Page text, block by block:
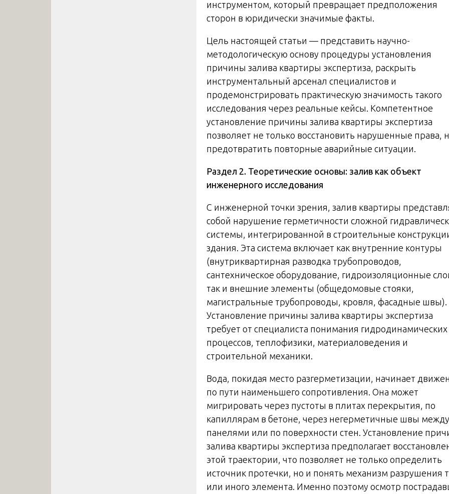
инструментом, который превращает предположения
сторон в юридически значимые факты.
Цель настоящей статьи — представить научно-
методологическую основу процедуры установления
причины залива квартиры экспертиза, раскрыть
инструментальный арсенал специалистов и
продемонстрировать практическую значимость такого
исследования через реальные кейсы. Компетентное
установление причины залива квартиры экспертиза
позволяет не только восстановить нарушенные права,
предотвратить повторные аварийные ситуации.
Раздел 2. Теоретические основы: залив как объект
инженерного исследования
С инженерной точки зрения, залив квартиры
собой нарушение герметичности сложной
системы, интегрированной в строительные
здания. Эта система включает как внутренние контуры
(внутриквартирная разводка трубопроводов,
сантехническое оборудование, гидроизоляционные
так и внешние элементы (общедомовые стояки,
магистральные трубопроводы, кровля, фасадные швы).
Установление причины залива квартиры экспертиза
требует от специалиста понимания гидродинамических
процессов, теплофизики, материаловедения и
строительной механики.
Вода, покидая место разгерметизации, начинает
по пути наименьшего сопротивления. Она может
мигрировать через пустоты в плитах перекрытия, по
капиллярам в бетоне, через негерметичные швы между
панелями или по поверхности стен. Установление
залива квартиры экспертиза предполагает
этой траектории, что позволяет не только определить
источник протечки, но и понять механизм разрушения
или иного элемента. Именно поэтому осмотр